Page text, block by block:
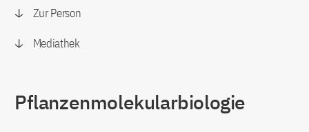
Zur Person
Mediathek
Pflanzenmolekularbiologie